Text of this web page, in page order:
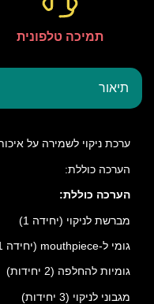
תיאור
ערכת ניקוי לשמירה על
הערכה כוללת:
הערכה כוללת:
מברשת לניקוי (יחידה 1)
גומי ל-mouthpiece (יחידה 1)
גומיות להחלפה (2 יחידות)
מגבוני לניקוי (3 יחידות)
תמיכה טלפונית